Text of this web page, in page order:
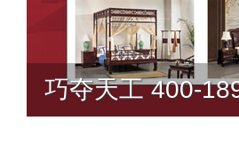
巧夺天工 400-